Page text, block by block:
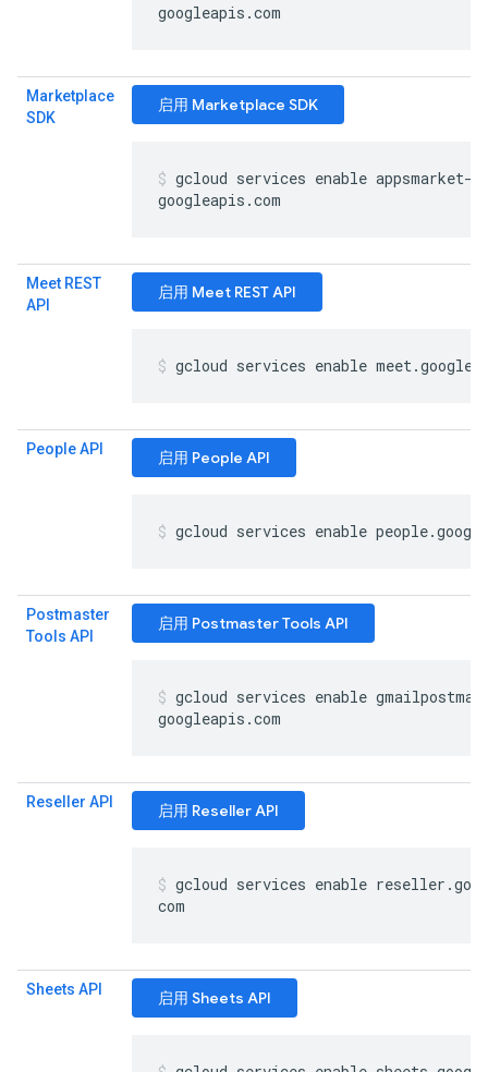
googleapis .com
Marketplace
SDK
启用 Marketplace SDK
gcloud services enable appsmarket-
googleapis .com
Meet REST
API
启用 Meet REST API
gcloud services enable meet.
People API 启用 People API
gcloud services enable people.
Postmaster
Tools API
启用 Postmaster Tools API
gcloud services enable
googleapis .com
Reseller API 启用 Reseller API
gcloud services enable reseller .
com
Sheets API 启用 Sheets API